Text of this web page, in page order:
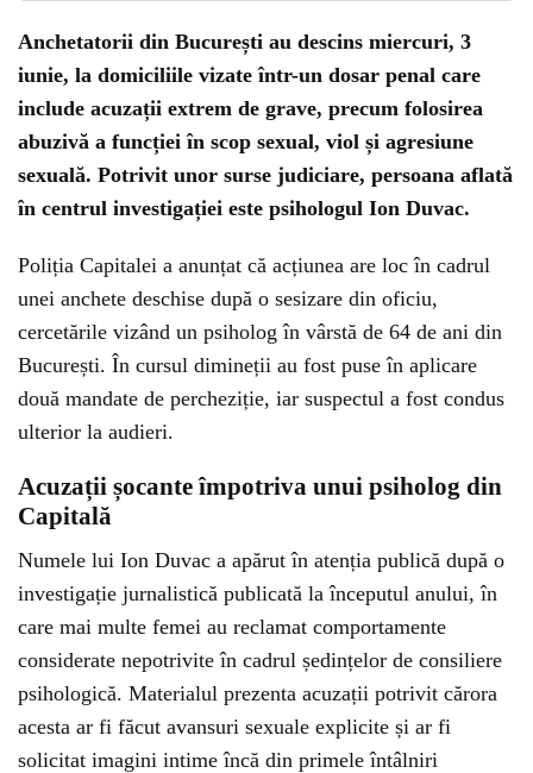
Anchetatorii din București au descins miercuri, 3
iunie, la domiciliile vizate într-un dosar penal care
include acuzații extrem de grave, precum folosirea
abuzivă a funcției în scop sexual, viol și agresiune
sexuală. Potrivit unor surse judiciare, persoana aflată
în centrul investigației este psihologul Ion Duvac.
Poliția Capitalei a anunțat că acțiunea are loc în cadrul
unei anchete deschise după o sesizare din oficiu,
cercetările vizând un psiholog în vârstă de 64 de ani din
București. În cursul dimineții au fost puse în aplicare
două mandate de percheziție, iar suspectul a fost condus
ulterior la audieri.
Acuzații șocante împotriva unui psiholog din
Capitală
Numele lui Ion Duvac a apărut în atenția publică după o
investigație jurnalistică publicată la începutul anului, în
care mai multe femei au reclamat comportamente
considerate nepotrivite în cadrul ședințelor de consiliere
psihologică. Materialul prezenta acuzații potrivit cărora
acesta ar fi făcut avansuri sexuale explicite și ar fi
solicitat imagini intime încă din primele întâlniri